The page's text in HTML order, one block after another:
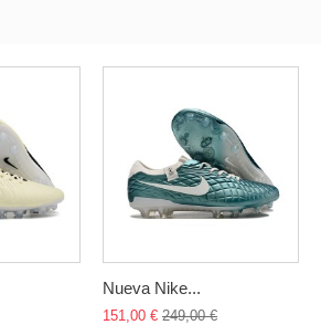
Nueva Nike...
151,00 € 249,00 €